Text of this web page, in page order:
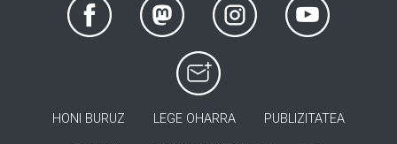
HONI BURUZ LEGE OHARRA PUBLIZITATEA